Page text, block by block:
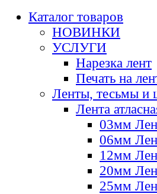
Каталог товаров
НОВИНКИ
УСЛУГИ
Нарезка лент
Печать на
Ленты, тесьмы и
Лента
03мм
06мм
12мм
20мм
25мм